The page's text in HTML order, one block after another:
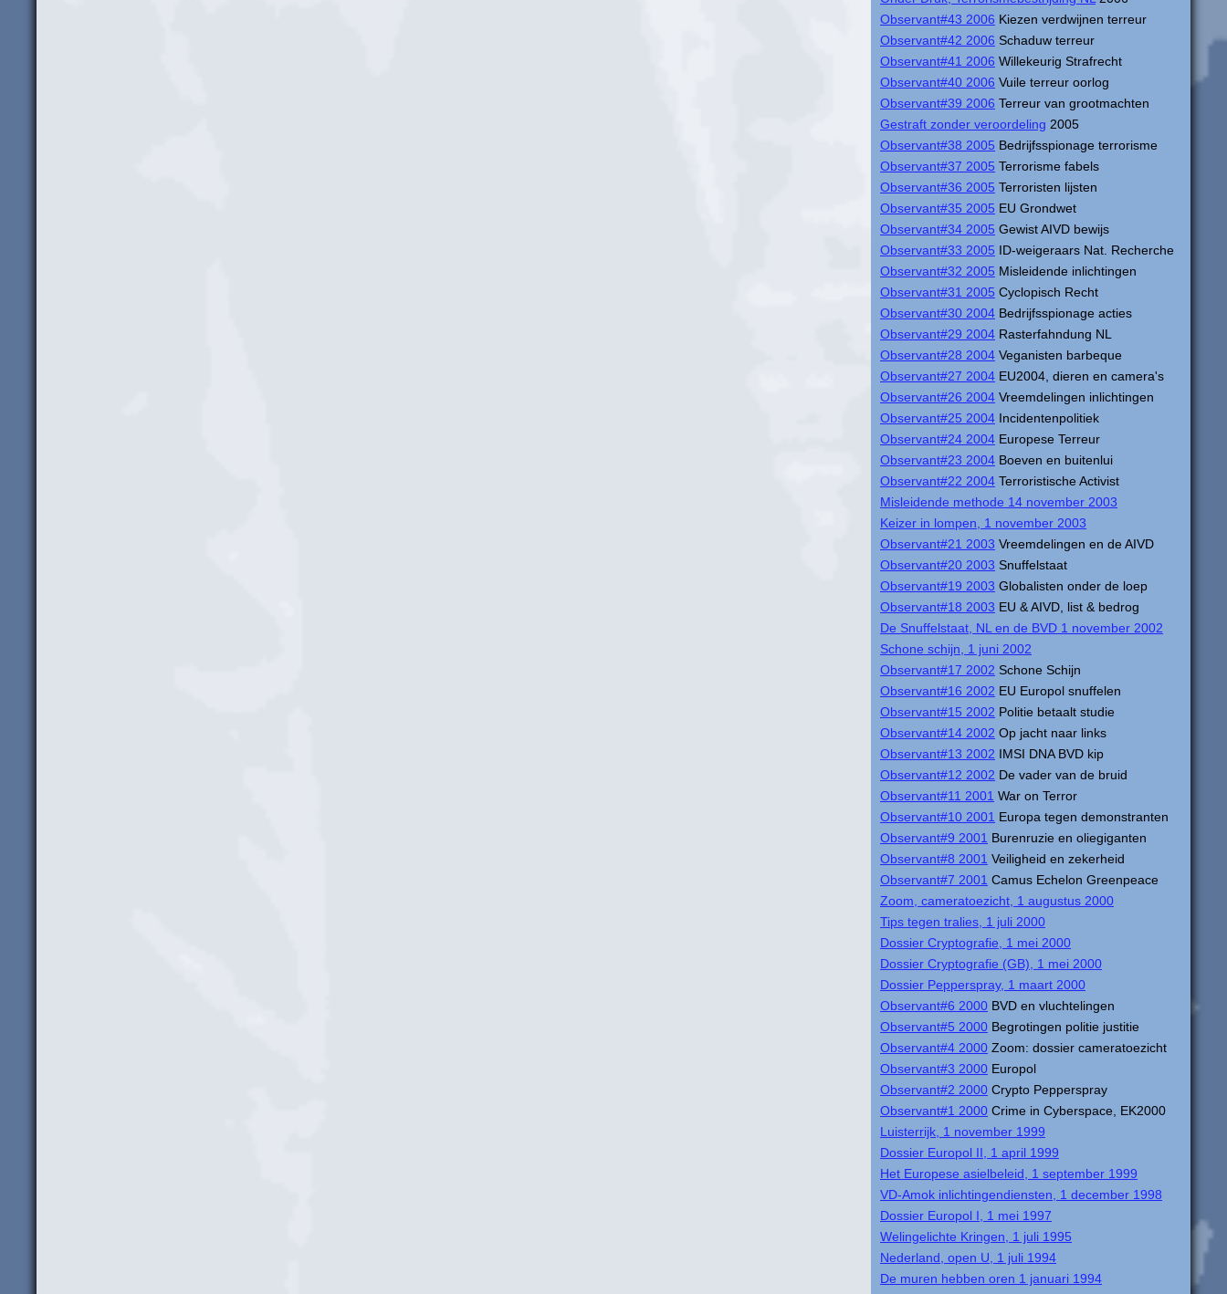
Observant#43 2006 Kiezen verdwijnen terreur
Observant#42 2006 Schaduw terreur
Observant#41 2006 Willekeurig Strafrecht
Observant#40 2006 Vuile terreur oorlog
Observant#39 2006 Terreur van grootmachten
Gestraft zonder veroordeling 2005
Observant#38 2005 Bedrijfsspionage terrorisme
Observant#37 2005 Terrorisme fabels
Observant#36 2005 Terroristen lijsten
Observant#35 2005 EU Grondwet
Observant#34 2005 Gewist AIVD bewijs
Observant#33 2005 ID-weigeraars Nat. Recherche
Observant#32 2005 Misleidende inlichtingen
Observant#31 2005 Cyclopisch Recht
Observant#30 2004 Bedrijfsspionage acties
Observant#29 2004 Rasterfahndung NL
Observant#28 2004 Veganisten barbeque
Observant#27 2004 EU2004, dieren en camera's
Observant#26 2004 Vreemdelingen inlichtingen
Observant#25 2004 Incidentenpolitiek
Observant#24 2004 Europese Terreur
Observant#23 2004 Boeven en buitenlui
Observant#22 2004 Terroristische Activist
Misleidende methode 14 november 2003
Keizer in lompen, 1 november 2003
Observant#21 2003 Vreemdelingen en de AIVD
Observant#20 2003 Snuffelstaat
Observant#19 2003 Globalisten onder de loep
Observant#18 2003 EU & AIVD, list & bedrog
De Snuffelstaat, NL en de BVD 1 november 2002
Schone schijn, 1 juni 2002
Observant#17 2002 Schone Schijn
Observant#16 2002 EU Europol snuffelen
Observant#15 2002 Politie betaalt studie
Observant#14 2002 Op jacht naar links
Observant#13 2002 IMSI DNA BVD kip
Observant#12 2002 De vader van de bruid
Observant#11 2001 War on Terror
Observant#10 2001 Europa tegen demonstranten
Observant#9 2001 Burenruzie en oliegiganten
Observant#8 2001 Veiligheid en zekerheid
Observant#7 2001 Camus Echelon Greenpeace
Zoom, cameratoezicht, 1 augustus 2000
Tips tegen tralies, 1 juli 2000
Dossier Cryptografie, 1 mei 2000
Dossier Cryptografie (GB), 1 mei 2000
Dossier Pepperspray, 1 maart 2000
Observant#6 2000 BVD en vluchtelingen
Observant#5 2000 Begrotingen politie justitie
Observant#4 2000 Zoom: dossier cameratoezicht
Observant#3 2000 Europol
Observant#2 2000 Crypto Pepperspray
Observant#1 2000 Crime in Cyberspace, EK2000
Luisterrijk, 1 november 1999
Dossier Europol II, 1 april 1999
Het Europese asielbeleid, 1 september 1999
VD-Amok inlichtingendiensten, 1 december 1998
Dossier Europol I, 1 mei 1997
Welingelichte Kringen, 1 juli 1995
Nederland, open U, 1 juli 1994
De muren hebben oren 1 januari 1994